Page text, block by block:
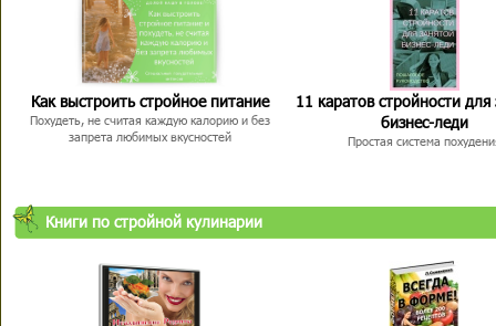
Как выстроить стройное питание
Похудеть, не считая каждую калорию и без
запрета любимых вкусностей
11 каратов стройности для
бизнес-леди
Простая система
Книги по стройной кулинарии